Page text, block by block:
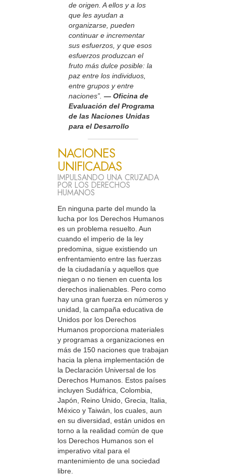
de origen. A ellos y a los
que les ayudan a
organizarse, pueden
continuar e incrementar
sus esfuerzos, y que esos
esfuerzos produzcan el
fruto más dulce posible: la
paz entre los individuos,
entre grupos y entre
naciones”. — Oficina de
Evaluación del Programa
de las Naciones Unidas
para el Desarrollo
NACIONES
UNIFICADAS
IMPULSANDO UNA CRUZADA
POR LOS DERECHOS
HUMANOS
En ninguna parte del mundo la
lucha por los Derechos Humanos
es un problema resuelto. Aun
cuando el imperio de la ley
predomina, sigue existiendo un
enfrentamiento entre las fuerzas
de la ciudadanía y aquellos que
niegan o no tienen en cuenta los
derechos inalienables. Pero como
hay una gran fuerza en números y
unidad, la campaña educativa de
Unidos por los Derechos
Humanos proporciona materiales
y programas a organizaciones en
más de 150 naciones que trabajan
hacia la plena implementación de
la Declaración Universal de los
Derechos Humanos. Estos países
incluyen Sudáfrica, Colombia,
Japón, Reino Unido, Grecia, Italia,
México y Taiwán, los cuales, aun
en su diversidad, están unidos en
torno a la realidad común de que
los Derechos Humanos son el
imperativo vital para el
mantenimiento de una sociedad
libre.